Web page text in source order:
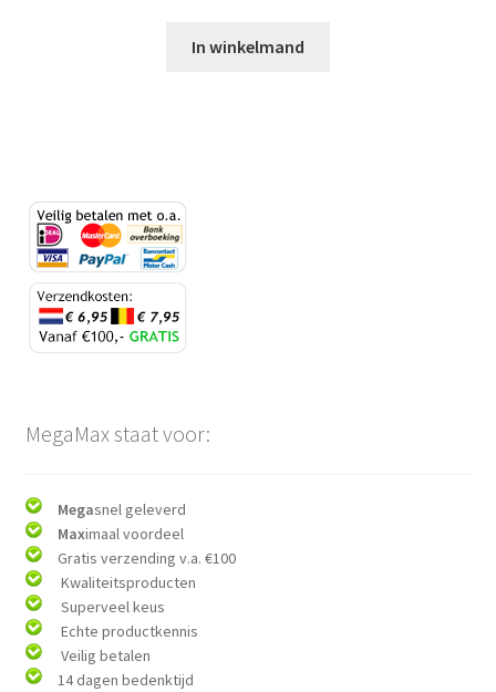
In winkelmand
MegaMax staat voor:
Megasnel geleverd
Maximaal voordeel
Gratis verzending v.a. €100
Kwaliteitsproducten
Superveel keus
Echte productkennis
Veilig betalen
14 dagen bedenktijd